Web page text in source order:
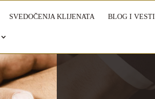
SVEDOČENJA KLIJENATA BLOG I VESTI